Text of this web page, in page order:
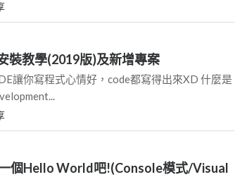
裝教學(2019版)及新增專案
讓你寫程式心情好，code都寫得出來XD 什麼是
個Hello World吧!(Console模式/Visual